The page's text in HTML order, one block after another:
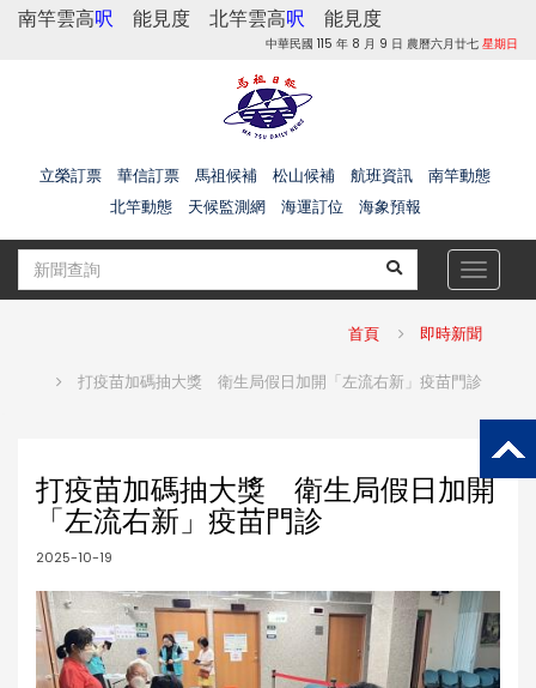
南竿雲高呎 能見度 北竿雲高呎 能見度
中華民國 115 年 8 月 9 日 農曆六月廿七 星期日
立榮訂票 華信訂票 馬祖候補 松山候補 航班資訊
南竿動態
北竿動態
天候監測網 海運訂位 海象預報
Toggle
首頁 即時新聞
打疫苗加碼抽大獎 衛生局假日加開「左流右新」疫苗門診
打疫苗加碼抽大獎 衛生局假日加開
「左流右新」疫苗門診
2025-10-19